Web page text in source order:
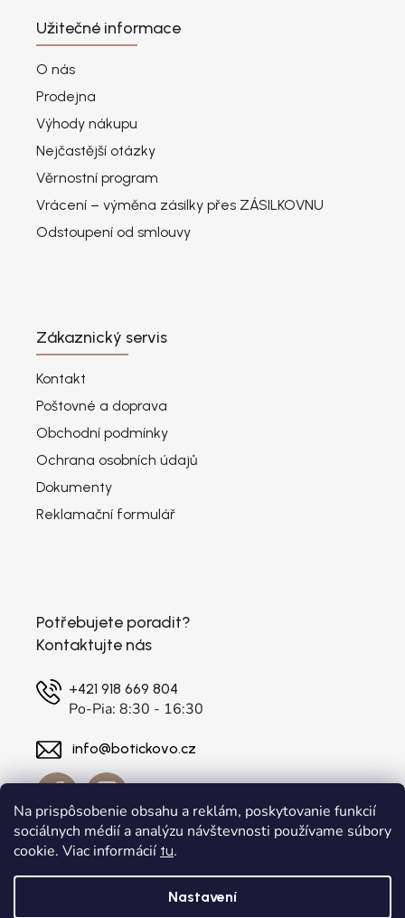
Na prispôsobenie obsahu a reklám, poskytovanie funkcií
sociálnych médií a analýzu návštevnosti používame súbory
cookie. Viac informácií tu.
Nastavení
Užitečné informace
O nás
Prodejna
Výhody nákupu
Nejčastější otázky
Věrnostní program
Vrácení – výměna zásilky přes ZÁSILKOVNU
Odstoupení od smlouvy
Zákaznický servis
Kontakt
Poštovné a doprava
Obchodní podmínky
Ochrana osobních údajů
Dokumenty
Reklamační formulář
Potřebujete poradit?
Kontaktujte nás
+421 918 669 804
Po-Pia: 8:30 - 16:30
info@botickovo.cz